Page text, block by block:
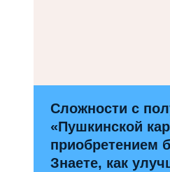
Сложности с
«Пушкинской
приобретением
Знаете, как